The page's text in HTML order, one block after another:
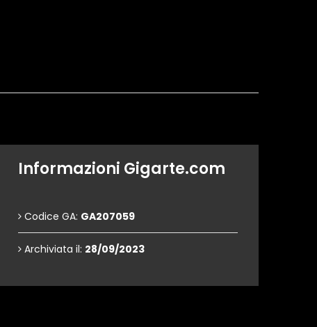
Informazioni Gigarte.com
Codice GA: GA207059
Archiviata il: 28/09/2023